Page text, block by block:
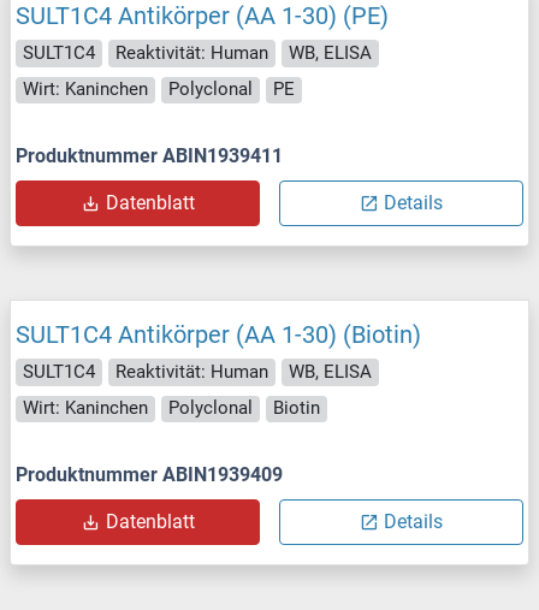
SULT1C4 Antikörper (AA 1-30) (PE)
SULT1C4 Reaktivität: Human
WB, ELISA
Wirt: Kaninchen
Polyclonal PE
Produktnummer ABIN1939411
Datenblatt Details
SULT1C4 Antikörper (AA 1-30) (Biotin)
SULT1C4 Reaktivität: Human
WB, ELISA
Wirt: Kaninchen
Polyclonal Biotin
Produktnummer ABIN1939409
Datenblatt Details